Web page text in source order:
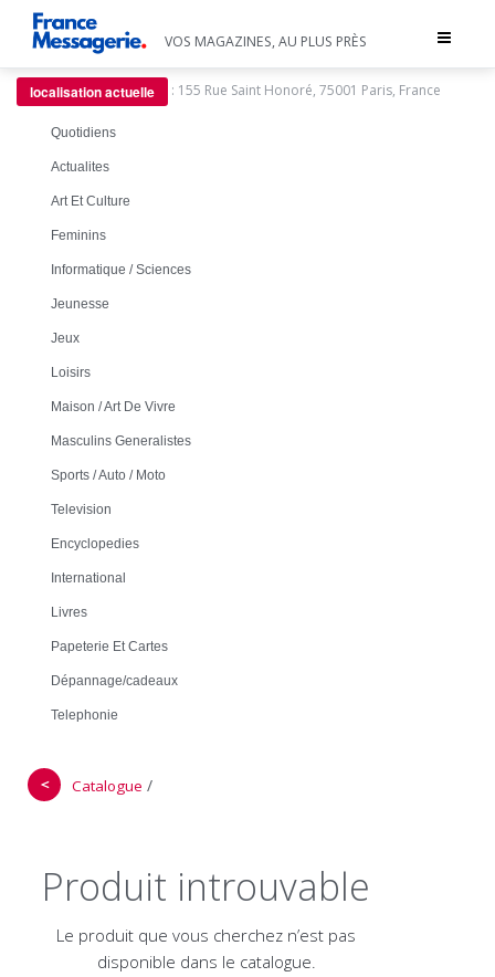
Toggle
VOS MAGAZINES, AU PLUS PRÈS
localisation actuelle : 155 Rue Saint Honoré, 75001 Paris, France
Quotidiens
Actualites
Art Et Culture
Feminins
Informatique / Sciences
Jeunesse
Jeux
Loisirs
Maison / Art De Vivre
Masculins Generalistes
Sports / Auto / Moto
Television
Encyclopedies
International
Livres
Papeterie Et Cartes
Dépannage/cadeaux
Telephonie
＜ Catalogue /
Produit introuvable
Le produit que vous cherchez n’est pas
disponible dans le catalogue.